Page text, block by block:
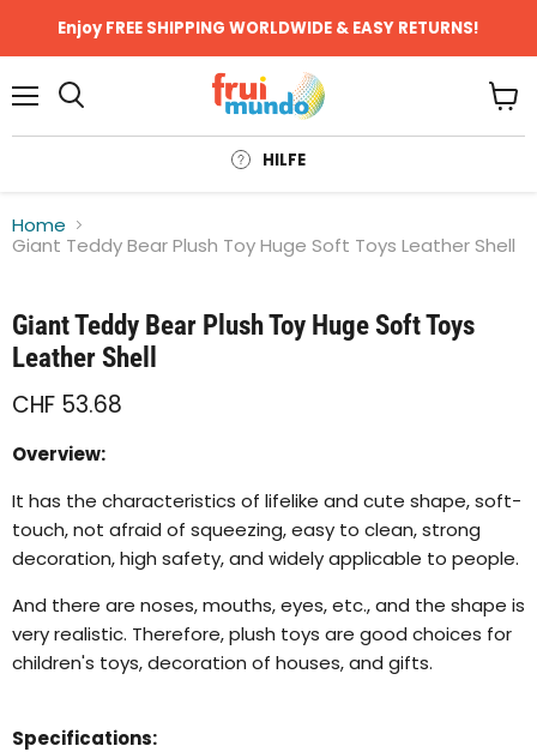
Enjoy FREE SHIPPING WORLDWIDE & EASY RETURNS!
HILFE
Home
Giant Teddy Bear Plush Toy Huge Soft Toys Leather Shell
Klicken oder scrollen, um zu Zoomen
Giant Teddy Bear Plush Toy Huge Soft Toys
Leather Shell
CHF 53.68
Overview:
It has the characteristics of lifelike and cute shape, soft-
touch, not afraid of squeezing, easy to clean, strong
decoration, high safety, and widely applicable to people.
And there are noses, mouths, eyes, etc., and the shape is
very realistic. Therefore, plush toys are good choices for
children's toys, decoration of houses, and gifts.
Specifications: